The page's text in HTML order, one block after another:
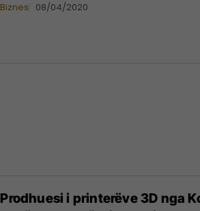
Biznes 08/04/2020
Prodhuesi i printerëve 3D nga